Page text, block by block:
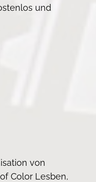
und
von
Color Lesben,